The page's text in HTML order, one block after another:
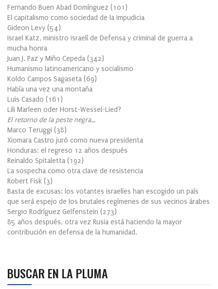
Fernando Buen Abad Domínguez (101 )
El capitalismo como sociedad de la Impudicia
Gideon Levy (54)
Israel Katz, ministro israelí de Defensa y criminal de guerra a
mucha honra
Juan J. Paz y Miño Cepeda (342)
Humanismo latinoamericano y socialismo
Koldo Campos Sagaseta (69)
Había una vez una montaña
Luis Casado (161 )
Lili Marleen oder Horst-Wessel-Lied?
El retorno de la peste negra…
Marco Teruggi (38)
Xiomara Castro juró como nueva presidenta
Honduras: el regreso 12 años después
Reinaldo Spitaletta (192)
La sospecha como otra clave de resistencia
Robert Fisk (3)
Basta de excusas: los votantes israelíes han escogido un país
que será espejo de los brutales regímenes de sus vecinos árabes
Sergio Rodríguez Gelfenstein (273)
85 años después, otra vez Rusia está haciendo la mayor
contribución en defensa de la humanidad.
BUSCAR EN LA PLUMA